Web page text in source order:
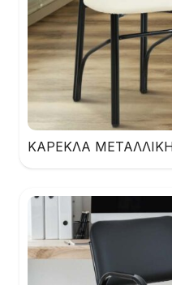
ΚΑΡΕΚΛΑ